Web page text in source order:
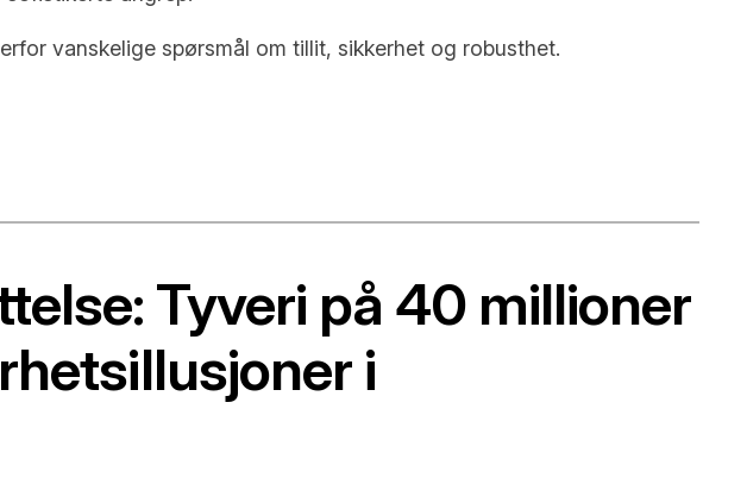
vanskelige spørsmål om tillit, sikkerhet og robusthet.
Tyveri på 40 millioner
i